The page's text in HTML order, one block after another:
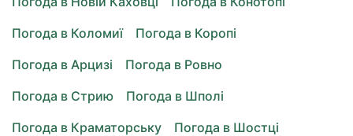
Погода в Коломиї
Погода в Коропі
Погода в Арцизі
Погода в Ровно
Погода в Стрию
Погода в Шполі
Погода в Краматорську
Погода в Шостці